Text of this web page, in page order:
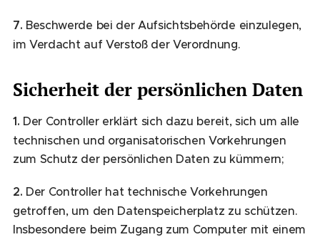
7. Beschwerde bei der Aufsichtsbehörde einzulegen,
im Verdacht auf Verstoß der Verordnung.
Sicherheit der persönlichen Daten
1. Der Controller erklärt sich dazu bereit, sich um alle
technischen und organisatorischen Vorkehrungen
zum Schutz der persönlichen Daten zu kümmern;
2. Der Controller hat technische Vorkehrungen
getroffen, um den Datenspeicherplatz zu schützen.
Insbesondere beim Zugang zum Computer mit einem